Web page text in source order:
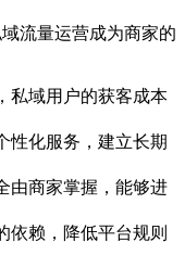
流量运营成为商家的
私域用户的获客成本
性化服务，建立长期
由商家掌握，能够进
依赖，降低平台规则